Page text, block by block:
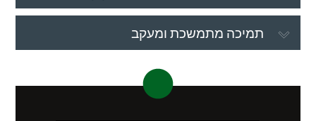
תמיכה מתמשכת ומעקב